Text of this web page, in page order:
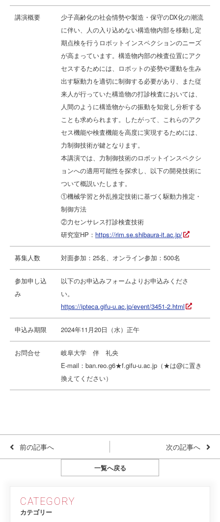
講演概要
少子高齢化の社会情勢や製造・保守のDX化の潮流
に伴い、人の入り込めない構造物内部を移動し定
期点検を行うロボットインスペクションのニーズ
が高まっています。構造物内部の検査位置にアク
セスするためには、ロボットの姿勢や運動を生み
出す駆動力を適切に制御する必要があり、また従
来人が行っていた構造物の打診検査においては、
人間のように構造物からの振動を知覚し分析する
ことも求められます。したがって、これらのアク
セス機能や検査機能を高度に実現するためには、
力制御技術が鍵となります。
本講演では、力制御技術のロボットインスペクシ
ョンへの適用可能性を探求し、以下の開発技術に
ついて概説いたします。
①機械学習と外乱推定技術に基づく駆動力推定・
制御方法
②力センサレス打診検査技術
研究室HP： https://rim.se.shibaura-it.ac.jp/
募集人数 対面参加：25名、オンライン参加：500名
参加申し込
み
以下のお申込みフォームよりお申込みくださ
い。
https://ipteca.gifu-u.ac.jp/event/3451-2.html
申込み期限 2024年11月20日（水）正午
お問合せ
岐阜大学 伴 礼央
E-mail：ban.reo.g6★f.gifu-u.ac.jp（★は@に置き
換えてください）
前の記事へ 次の記事へ
一覧へ戻る
CATEGORY
カテゴリー